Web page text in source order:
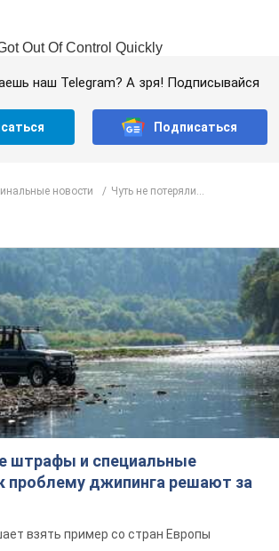
наш Telegram? А зря! Подписывайся
Подписаться
новости Чуть не потеряли...
штрафы и специальные
проблему джипинга решают за
взять пример со стран Европы